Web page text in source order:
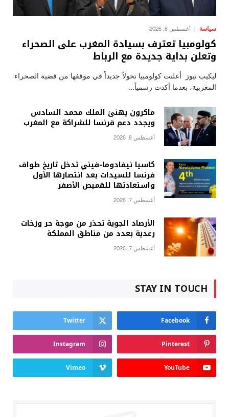
سياسة أغسطس 8, 2026
كولومبيا تعترف بسيادة المغرب على الصحراء
وتعلن بداية جديدة مع الرباط
ليكيب نيوز أعلنت كولومبيا تحولاً جديداً في موقفها من قضية الصحراء
المغربية، بعدما أكدت رسمياً…
ماكرون يهنئ الملك محمد السادس
ويجدد دعم فرنسا للشراكة مع المغرب
أغسطس 8, 2026
كاسيا نيفادوما-فيني تدخل تاريخ طواف
فرنسا للسيدات بعد انتصارها الأول
واستعادتها للقميص الأصفر
أغسطس 7, 2026
الأرصاد الجوية تحذر من موجة حر وزخات
رعدية بعدد من مناطق المملكة
أغسطس 7, 2026
STAY IN TOUCH
Facebook
Twitter
Pinterest
Instagram
YouTube
Vimeo